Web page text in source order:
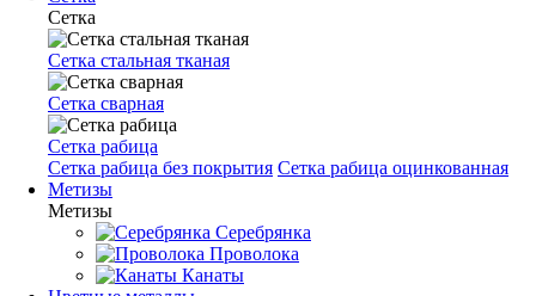
Сетка
Сетка стальная тканая
Сетка сварная
Сетка рабица
Сетка рабица без покрытия Сетка рабица оцинкованная
Метизы
Метизы
Серебрянка
Проволока
Канаты